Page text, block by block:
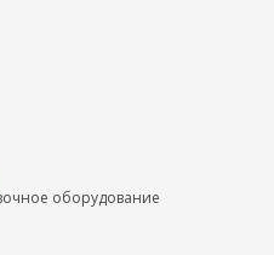
оборудование